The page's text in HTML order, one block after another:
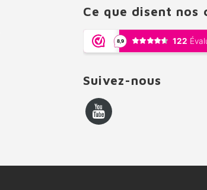
Ce que disent nos
Suivez-nous